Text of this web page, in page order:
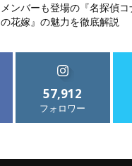
メンバーも登場の『名探偵
の花嫁』の魅力を徹底解説
57,912
フォロワー